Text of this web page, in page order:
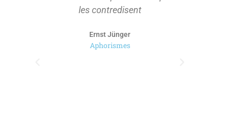
les contredisent
Ernst Jünger
Aphorismes